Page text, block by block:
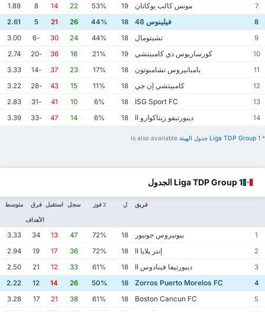
7
مونس كالب يوكاتان 19
53%
22
14
8
1.89
8
فيلينوس 48 18
44%
26
21
5
2.61
9
تشيتومال 18
44%
24
30
-6
3.00
10
كورساريوس دي كامبيتشي 19
21%
16
36
-20
2.74
11
بامبانيروس تشامبوتون 18
17%
23
37
-14
3.33
12
كامبيتشي إن جي 18
11%
15
43
-28
3.22
13
18
6%
10
41
-31
2.83
14
ديبورتيفو زيتاكوارو II 18
6%
14
47
-33
3.39
* Liga TDP Group 1 ‏جدول الهيئة
Liga TDP Group 1 الجدول
فريق ل ٪ فوز سجل استقبل فرق
الأهداف
متوسط
1 بيونيروس جونيور 18
72%
47
13
34
3.33
2
إنتر پلايا II 18
72%
36
17
19
2.94
3
ديبورتيفا فينادوس II 18
61%
33
12
21
2.50
4
18
50%
26
14
12
2.22
5
18
61%
38
21
17
3.28